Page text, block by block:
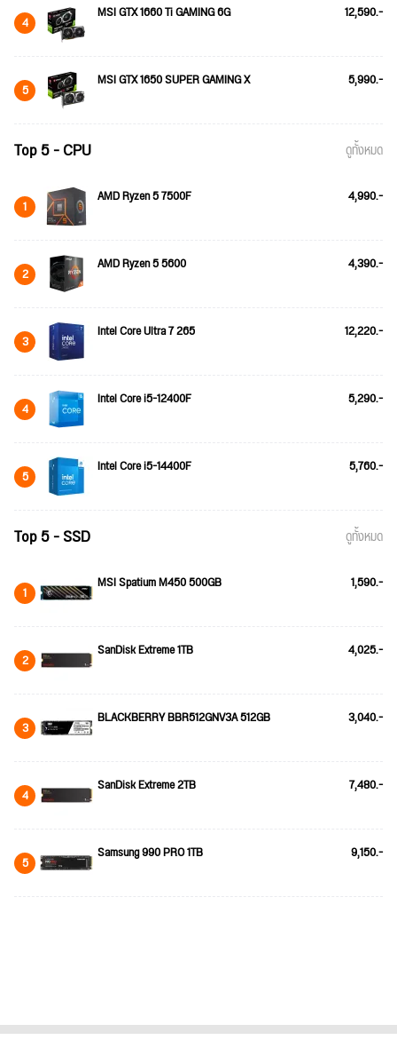
4 MSI GTX 1660 Ti GAMING 6G 12,590.-
5 MSI GTX 1650 SUPER GAMING X 5,990.-
Top 5 - CPU ดูทั้งหมด
1 AMD Ryzen 5 7500F 4,990.-
2 AMD Ryzen 5 5600 4,390.-
3 Intel Core Ultra 7 265 12,220.-
4 Intel Core i5-12400F 5,290.-
5 Intel Core i5-14400F 5,760.-
Top 5 - SSD ดูทั้งหมด
1 MSI Spatium M450 500GB 1,590.-
2 SanDisk Extreme 1TB 4,025.-
3 BLACKBERRY BBR512GNV3A 512GB 3,040.-
4 SanDisk Extreme 2TB 7,480.-
5 Samsung 990 PRO 1TB 9,150.-